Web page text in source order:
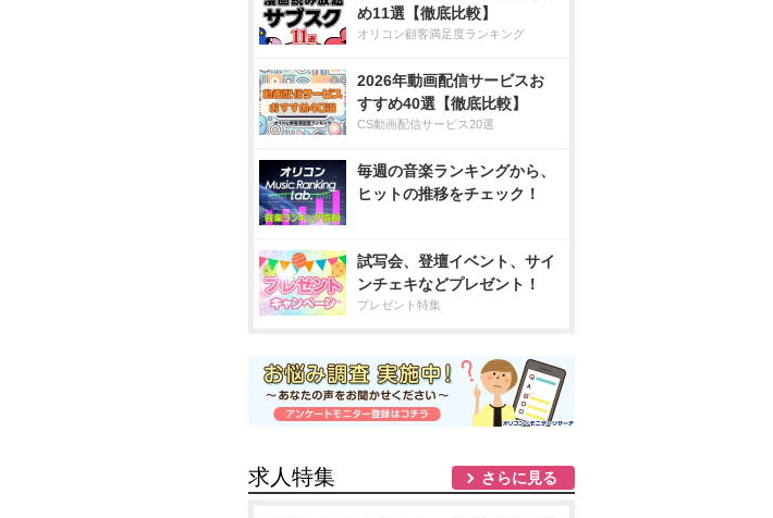
め11選【徹底比較】
オリコン顧客満足度ランキング
2026年動画配信サービスお
すすめ40選【徹底比較】
CS動画配信サービス20選
毎週の音楽ランキングから、
ヒットの推移をチェック！
試写会、登壇イベント、サイ
ンチェキなどプレゼント！
プレゼント特集
求人特集 さらに見る